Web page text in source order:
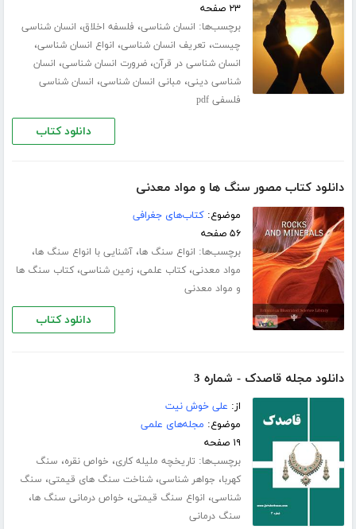
۲۳ صفحه
برچسب‌ها: انسان شناسی، فلسفه اخلاق، انسان شناسی
چیست، تعریف انسان شناسی، انواع انسان شناسی،
انسان شناسی در قرآن،ضرورت انسان شناسی، انسان
شناسی دینی، مبانی انسان شناسی، انسان شناسی
فلسفی pdf
دانلود کتاب
دانلود کتاب مصور سنگ ها و مواد معدنی
موضوع:کتاب‌های جغرافی
۵۶ صفحه
برچسب‌ها: انواع سنگ ها،آشنایی با انواع سنگ ها،
مواد معدنی،کتاب علمی، زمین شناسی،کتاب سنگ ها
و مواد معدنی
دانلود کتاب
دانلود مجله قاصدک - شماره 3
از: علی خوش نیت
موضوع: مجله‌های علمی
۱۹ صفحه
برچسب‌ها: تاریخچه ملیله کاری، خواص نقره، سنگ
کهربا، جواهر شناسی،شناخت سنگ های قیمتی، سنگ
شناسی، انواع سنگ قیمتی، خواص درمانی سنگ ها،
سنگ درمانی